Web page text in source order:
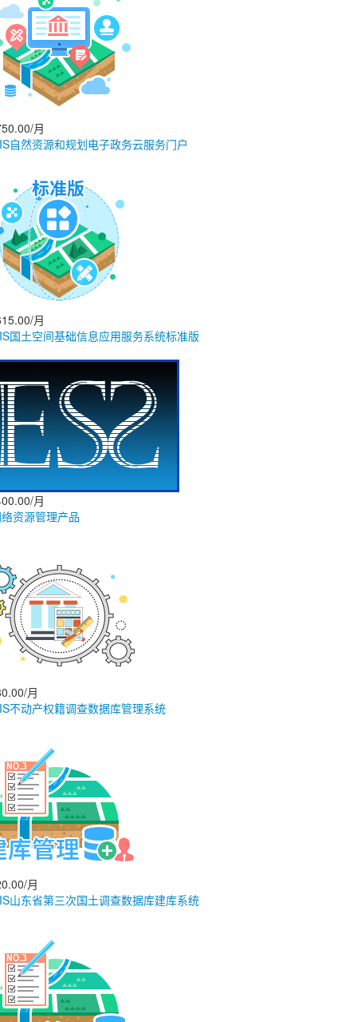
月
自然资源和规划电子政务云服务门户
月
国土空间基础信息应用服务系统标准版
月
资源管理产品
月
不动产权籍调查数据库管理系统
月
山东省第三次国土调查数据库建库系统